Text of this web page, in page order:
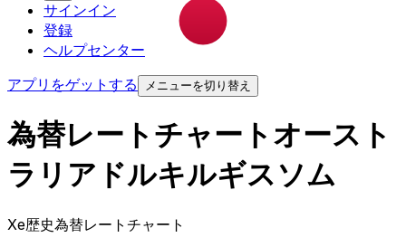
サインイン
登録
ヘルプセンター
アプリをゲットする
メニューを切り替え
為替レートチャートオースト
ラリアドルキルギスソム
Xe歴史為替レートチャート